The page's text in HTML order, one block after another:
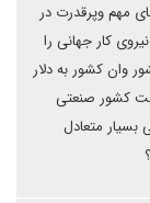
مهم وپرقدرت در
کار جهانی را
وان کشور به دلار
کشور صنعتی
بسیار متعادل